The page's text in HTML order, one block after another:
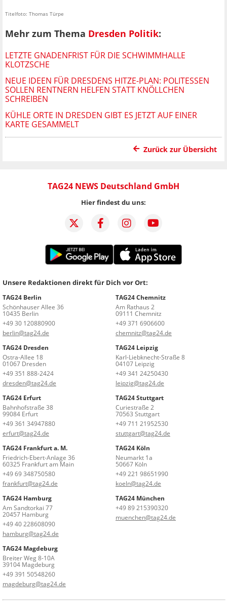
Titelfoto: Thomas Türpe
Mehr zum Thema Dresden Politik:
LETZTE GNADENFRIST FÜR DIE SCHWIMMHALLE
KLOTZSCHE
NEUE IDEEN FÜR DRESDENS HITZE-PLAN: POLITESSEN
SOLLEN RENTNERN HELFEN STATT KNÖLLCHEN
SCHREIBEN
KÜHLE ORTE IN DRESDEN GIBT ES JETZT AUF EINER
KARTE GESAMMELT
Zurück zur Übersicht
TAG24 NEWS Deutschland GmbH
Hier findest du uns:
Unsere Redaktionen direkt für Dich vor Ort:
TAG24 Berlin
Schönhauser Allee 36
10435 Berlin
+49 30 120880900
berlin@tag24.de
TAG24 Chemnitz
Am Rathaus 2
09111 Chemnitz
+49 371 6906600
chemnitz@tag24.de
TAG24 Dresden
Ostra-Allee 18
01067 Dresden
+49 351 888-2424
dresden@tag24.de
TAG24 Leipzig
Karl-Liebknecht-Straße 8
04107 Leipzig
+49 341 24250430
leipzig@tag24.de
TAG24 Erfurt
Bahnhofstraße 38
99084 Erfurt
+49 361 34947880
erfurt@tag24.de
TAG24 Stuttgart
Curiestraße 2
70563 Stuttgart
+49 711 21952530
stuttgart@tag24.de
TAG24 Frankfurt a. M.
Friedrich-Ebert-Anlage 36
60325 Frankfurt am Main
+49 69 348750580
frankfurt@tag24.de
TAG24 Köln
Neumarkt 1a
50667 Köln
+49 221 98651990
koeln@tag24.de
TAG24 Hamburg
Am Sandtorkai 77
20457 Hamburg
+49 40 228608090
hamburg@tag24.de
TAG24 München
+49 89 215390320
muenchen@tag24.de
TAG24 Magdeburg
Breiter Weg 8-10A
39104 Magdeburg
+49 391 50548260
magdeburg@tag24.de